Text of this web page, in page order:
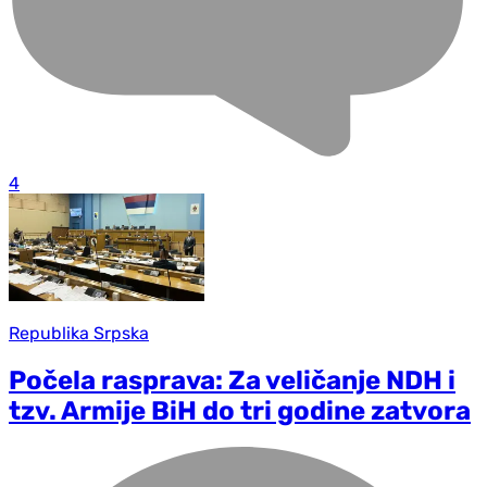
4
Republika Srpska
Počela rasprava: Za veličanje NDH i
tzv. Armije BiH do tri godine zatvora